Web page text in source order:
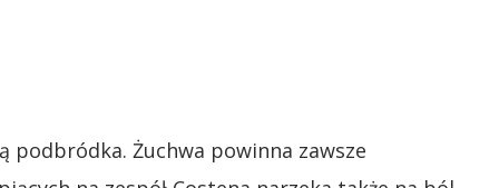
Żuchwa powinna zawsze